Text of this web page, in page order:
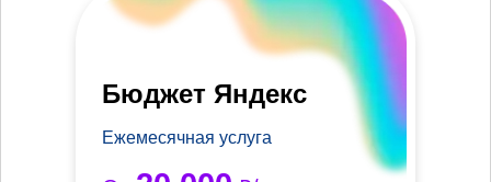
Бюджет Яндекс
Ежемесячная услуга